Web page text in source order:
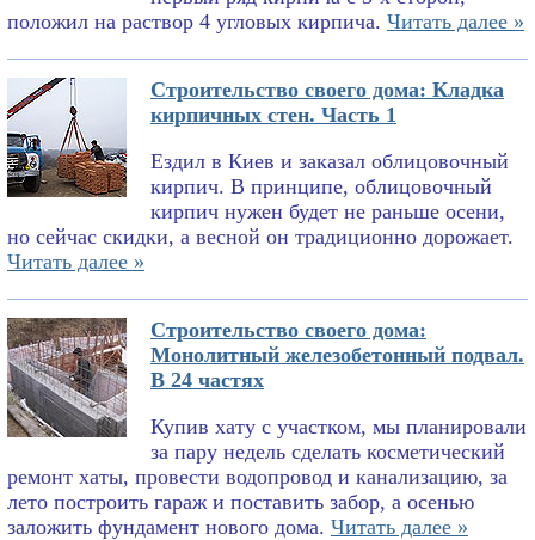
положил на раствор 4 угловых кирпича. Читать далее »
Строительство своего дома: Кладка
кирпичных стен. Часть 1
Ездил в Киев и заказал облицовочный
кирпич. В принципе, облицовочный
кирпич нужен будет не раньше осени,
но сейчас скидки, а весной он традиционно дорожает.
Читать далее »
Строительство своего дома:
Монолитный железобетонный подвал.
В 24 частях
Купив хату с участком, мы планировали
за пару недель сделать косметический
ремонт хаты, провести водопровод и канализацию, за
лето построить гараж и поставить забор, а осенью
заложить фундамент нового дома. Читать далее »